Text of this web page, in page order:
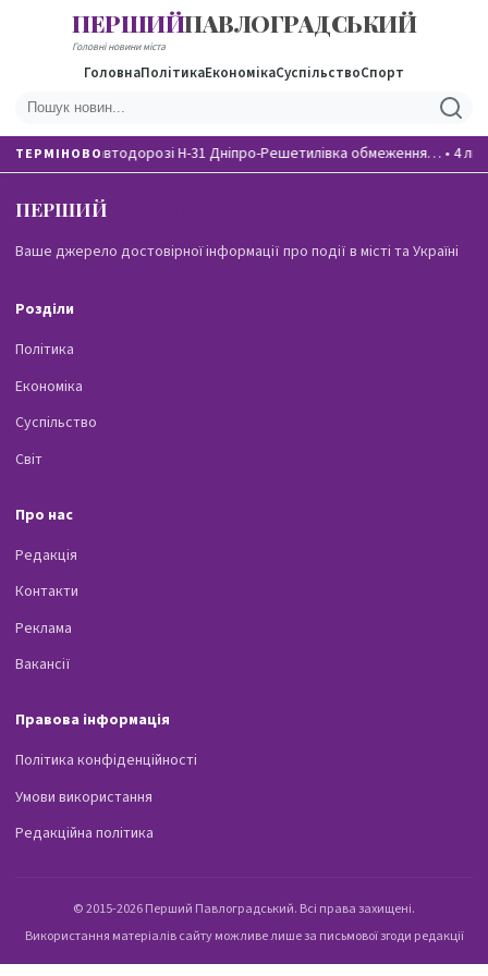
ПЕРШИЙПАВЛОГРАДСЬКИЙ
Головні новини міста
ГоловнаПолітикаЕкономікаСуспільствоСпорт
ТЕРМІНОВОНа автодорозі Н-31 Дніпро-Решетилівка обмеження… •4
ПЕРШИЙ
Ваше джерело достовірної інформації про події в місті та Україні
Розділи
Політика
Економіка
Суспільство
Світ
Про нас
Редакція
Контакти
Реклама
Вакансії
Правова інформація
Політика конфіденційності
Умови використання
Редакційна політика
© 2015-2026 Перший Павлоградський. Всі права захищені.
Використання матеріалів сайту можливе лише за письмової згоди редакції